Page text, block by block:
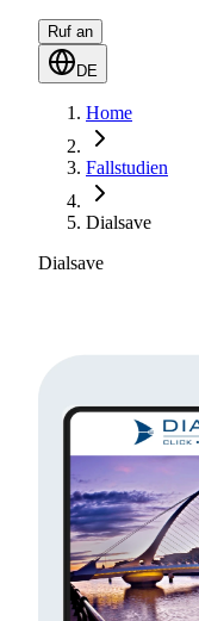
Ruf an
DE
Home
Fallstudien
Dialsave
Dialsave